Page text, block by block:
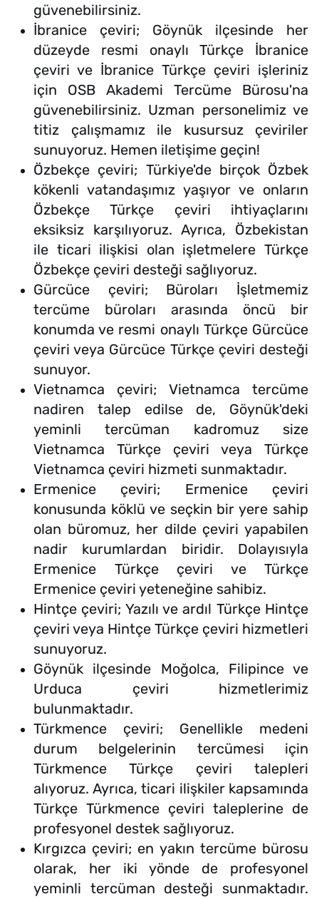
güvenebilirsiniz.
İbranice çeviri; Göynük ilçesinde her
düzeyde resmi onaylı Türkçe İbranice
çeviri ve İbranice Türkçe çeviri işleriniz
için OSB Akademi Tercüme Bürosu'na
güvenebilirsiniz. Uzman personelimiz ve
titiz çalışmamız ile kusursuz çeviriler
sunuyoruz. Hemen iletişime geçin!
Özbekçe çeviri; Türkiye'de birçok Özbek
kökenli vatandaşımız yaşıyor ve onların
Özbekçe Türkçe çeviri ihtiyaçlarını
eksiksiz karşılıyoruz. Ayrıca, Özbekistan
ile ticari ilişkisi olan işletmelere Türkçe
Özbekçe çeviri desteği sağlıyoruz.
Gürcüce çeviri; Büroları İşletmemiz
tercüme büroları arasında öncü bir
konumda ve resmi onaylı Türkçe Gürcüce
çeviri veya Gürcüce Türkçe çeviri desteği
sunuyor.
Vietnamca çeviri; Vietnamca tercüme
nadiren talep edilse de, Göynük'deki
yeminli tercüman kadromuz size
Vietnamca Türkçe çeviri veya Türkçe
Vietnamca çeviri hizmeti sunmaktadır.
Ermenice çeviri; Ermenice çeviri
konusunda köklü ve seçkin bir yere sahip
olan büromuz, her dilde çeviri yapabilen
nadir kurumlardan biridir. Dolayısıyla
Ermenice Türkçe çeviri ve Türkçe
Ermenice çeviri yeteneğine sahibiz.
Hintçe çeviri; Yazılı ve ardıl Türkçe Hintçe
çeviri veya Hintçe Türkçe çeviri hizmetleri
sunuyoruz.
Göynük ilçesinde Moğolca, Filipince ve
Urduca çeviri hizmetlerimiz
bulunmaktadır.
Türkmence çeviri; Genellikle medeni
durum belgelerinin tercümesi için
Türkmence Türkçe çeviri talepleri
alıyoruz. Ayrıca, ticari ilişkiler kapsamında
Türkçe Türkmence çeviri taleplerine de
profesyonel destek sağlıyoruz.
Kırgızca çeviri; en yakın tercüme bürosu
olarak, her iki yönde de profesyonel
yeminli tercüman desteği sunmaktadır.